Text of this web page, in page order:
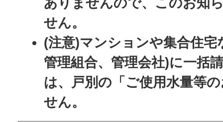
せん。
(注意)マンションや集合住宅
管理組合、管理会社)に一括
は、戸別の「ご使用水量等
せん。